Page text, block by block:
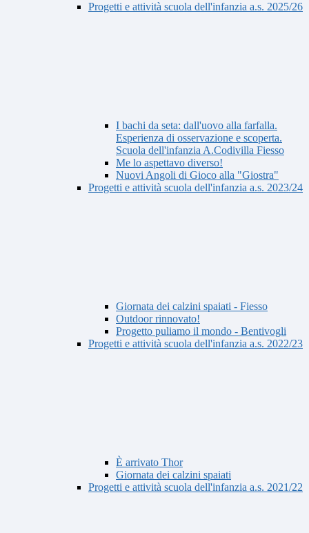
Progetti e attività scuola dell'infanzia a.s. 2025/26
I bachi da seta: dall'uovo alla farfalla.
Esperienza di osservazione e scoperta.
Scuola dell'infanzia A.Codivilla Fiesso
Me lo aspettavo diverso!
Nuovi Angoli di Gioco alla "Giostra"
Progetti e attività scuola dell'infanzia a.s. 2023/24
Giornata dei calzini spaiati - Fiesso
Outdoor rinnovato!
Progetto puliamo il mondo - Bentivogli
Progetti e attività scuola dell'infanzia a.s. 2022/23
È arrivato Thor
Giornata dei calzini spaiati
Progetti e attività scuola dell'infanzia a.s. 2021/22